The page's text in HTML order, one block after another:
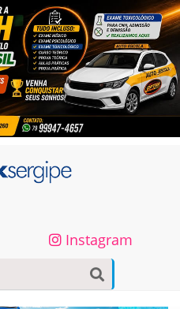
Instagram